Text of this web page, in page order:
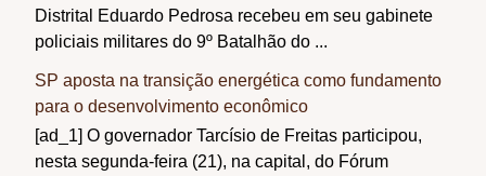
Distrital Eduardo Pedrosa recebeu em seu gabinete
policiais militares do 9º Batalhão do ...
SP aposta na transição energética como fundamento
para o desenvolvimento econômico
[ad_1] O governador Tarcísio de Freitas participou,
nesta segunda-feira (21), na capital, do Fórum